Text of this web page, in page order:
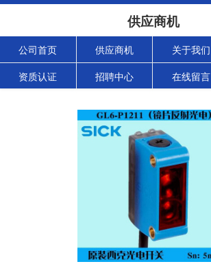
供应商机
公司首页 供应商机 关于我们
资质认证 招聘中心 在线留言